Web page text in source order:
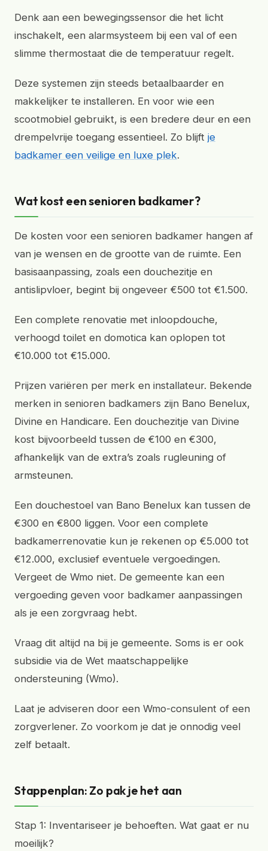
Denk aan een bewegingssensor die het licht
inschakelt, een alarmsysteem bij een val of een
slimme thermostaat die de temperatuur regelt.
Deze systemen zijn steeds betaalbaarder en
makkelijker te installeren. En voor wie een
scootmobiel gebruikt, is een bredere deur en een
drempelvrije toegang essentieel. Zo blijft je
badkamer een veilige en luxe plek.
Wat kost een senioren badkamer?
De kosten voor een senioren badkamer hangen af
van je wensen en de grootte van de ruimte. Een
basisaanpassing, zoals een douchezitje en
antislipvloer, begint bij ongeveer €500 tot €1.500.
Een complete renovatie met inloopdouche,
verhoogd toilet en domotica kan oplopen tot
€10.000 tot €15.000.
Prijzen variëren per merk en installateur. Bekende
merken in senioren badkamers zijn Bano Benelux,
Divine en Handicare. Een douchezitje van Divine
kost bijvoorbeeld tussen de €100 en €300,
afhankelijk van de extra’s zoals rugleuning of
armsteunen.
Een douchestoel van Bano Benelux kan tussen de
€300 en €800 liggen. Voor een complete
badkamerrenovatie kun je rekenen op €5.000 tot
€12.000, exclusief eventuele vergoedingen.
Vergeet de Wmo niet. De gemeente kan een
vergoeding geven voor badkamer aanpassingen
als je een zorgvraag hebt.
Vraag dit altijd na bij je gemeente. Soms is er ook
subsidie via de Wet maatschappelijke
ondersteuning (Wmo).
Laat je adviseren door een Wmo-consulent of een
zorgverlener. Zo voorkom je dat je onnodig veel
zelf betaalt.
Stappenplan: Zo pak je het aan
Stap 1: Inventariseer je behoeften. Wat gaat er nu
moeilijk?